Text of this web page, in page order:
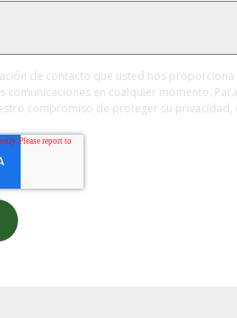
de contacto que usted nos
comunicaciones en cualquier momento.
compromiso de proteger su privacidad,